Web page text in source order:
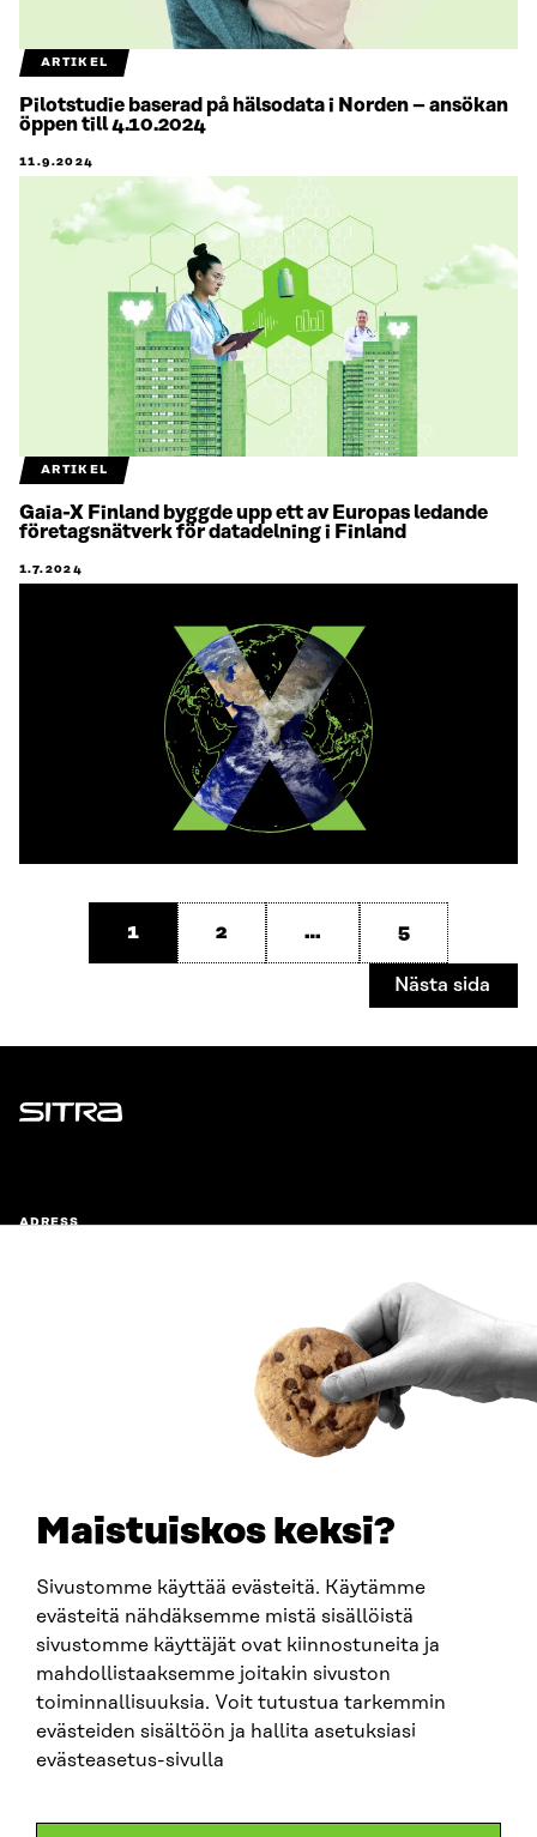
Maistuiskos keksi?
Sivustomme käyttää evästeitä. Käytämme
evästeitä nähdäksemme mistä sisällöistä
sivustomme käyttäjät ovat kiinnostuneita ja
mahdollistaaksemme joitakin sivuston
toiminnallisuuksia. Voit tutustua tarkemmin
evästeiden sisältöön ja hallita asetuksiasi
evästeasetus-sivulla
ARTIKEL
Pilotstudie baserad på hälsodata i Norden – ansökan
öppen till 4.10.2024
11.9.2024
ARTIKEL
Gaia-X Finland byggde upp ett av Europas ledande
företagsnätverk för datadelning i Finland
1.7.2024
1 2 … 5
Nästa sida
Sitra
ADRESS
fornamn.efternamn@sitra.fi
SITRA PÅ SOCIALA MEDIER
LinkedIn
Instagram
YouTube